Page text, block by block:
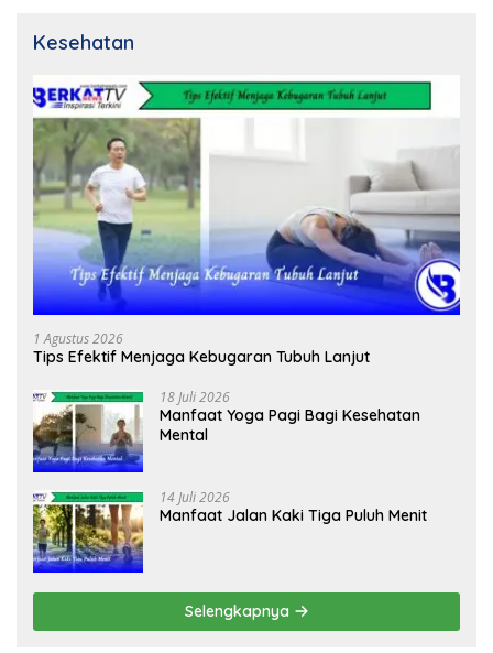
Kesehatan
1 Agustus 2026
Tips Efektif Menjaga Kebugaran Tubuh Lanjut
18 Juli 2026
Manfaat Yoga Pagi Bagi Kesehatan
Mental
14 Juli 2026
Manfaat Jalan Kaki Tiga Puluh Menit
Selengkapnya